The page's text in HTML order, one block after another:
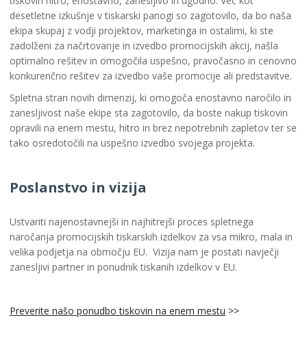
desetletne izkušnje v tiskarski panogi so zagotovilo, da bo naša
ekipa skupaj z vodji projektov, marketinga in ostalimi, ki ste
zadolženi za načrtovanje in izvedbo promocijskih akcij, našla
optimalno rešitev in omogočila uspešno, pravočasno in cenovno
konkurenčno rešitev za izvedbo vaše promocije ali predstavitve.
Spletna stran novih dimenzij, ki omogoča enostavno naročilo in
zanesljivost naše ekipe sta zagotovilo, da boste nakup tiskovin
opravili na enem mestu, hitro in brez nepotrebnih zapletov ter se
tako osredotočili na uspešno izvedbo svojega projekta.
Poslanstvo in vizija
Ustvariti najenostavnejši in najhitrejši proces spletnega
naročanja promocijskih tiskarskih izdelkov za vsa mikro, mala in
velika podjetja na območju EU. Vizija nam je postati navječji
zanesljivi partner in ponudnik tiskanih izdelkov v EU.
Preverite našo ponudbo tiskovin na enem mestu >>